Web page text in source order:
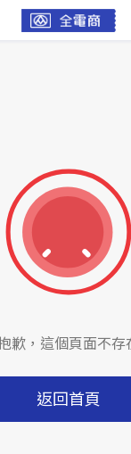
歉，這個頁面不存
返回首頁